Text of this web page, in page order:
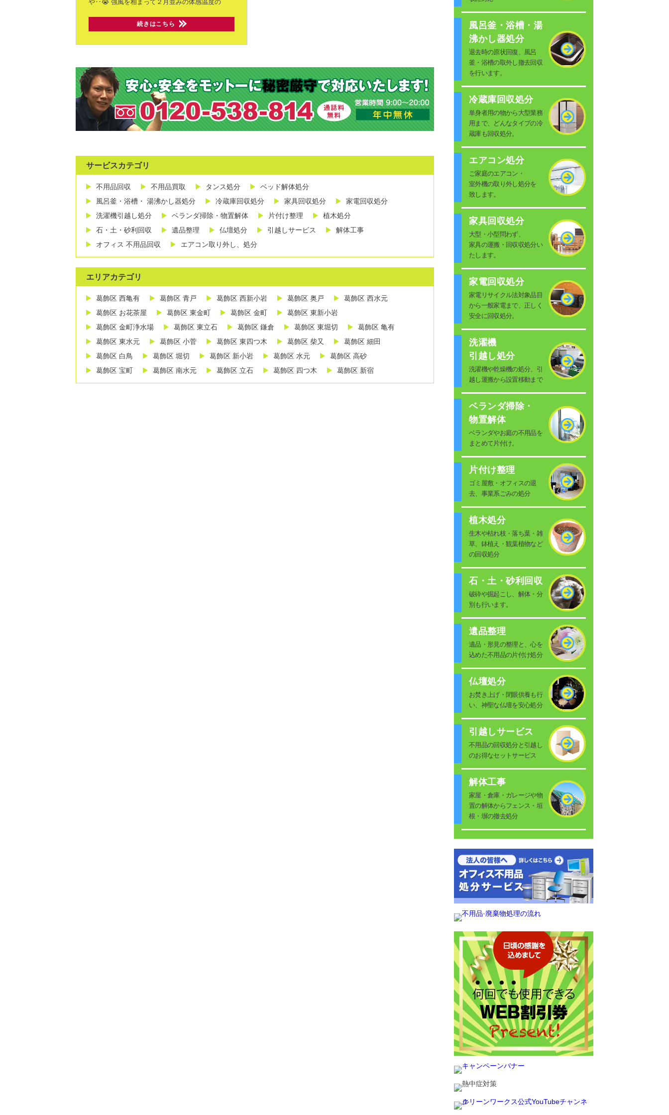
や‥😭 強風を相まって２月並みの体感温度の
続きはこちら
サービスカテゴリ
不用品回収 不用品買取 タンス処分
ベッド解体処分
風呂釜・浴槽・ 湯沸かし器処分
冷蔵庫回収処分 家具回収処分
家電回収処分
洗濯機引越し処分
ベランダ掃除・物置解体 片付け整理
植木処分
石・土・砂利回収
遺品整理 仏壇処分 引越しサービス
解体工事
オフィス 不用品回収
エアコン取り外し、処分
エリアカテゴリ
葛飾区 西亀有 葛飾区 青戸 葛飾区 西新小岩 葛飾区 奥戸
葛飾区 西水元
葛飾区 お花茶屋
葛飾区 東金町 葛飾区 金町
葛飾区 東新小岩
葛飾区 金町浄水場
葛飾区 東立石 葛飾区 鎌倉 葛飾区 東堀切
葛飾区 亀有
葛飾区 東水元
葛飾区 小菅 葛飾区 東四つ木 葛飾区 柴又
葛飾区 細田
葛飾区 白鳥
葛飾区 堀切 葛飾区 新小岩 葛飾区 水元
葛飾区 高砂
葛飾区 宝町
葛飾区 南水元 葛飾区 立石 葛飾区 四つ木 葛飾区 新宿
風呂釜・浴槽・湯
沸かし器処分
退去時の原状回復、風呂
釜・浴槽の取外し撤去回収
を行います。
冷蔵庫回収処分
単身者用の物から大型業務
用まで、どんなタイプの冷
蔵庫も回収処分。
エアコン処分
ご家庭のエアコン・
室外機の取り外し処分を
致します。
家具回収処分
大型・小型問わず、
家具の運搬・回収収処分い
たします。
家電回収処分
家電リサイクル法対象品目
から一般家電まで、正しく
安全に回収処分。
洗濯機
引越し処分
洗濯機や乾燥機の処分、引
越し運搬から設置移動まで
ベランダ掃除・
物置解体
ベランダやお庭の不用品を
まとめて片付け。
片付け整理
ゴミ屋敷・オフィスの退
去、事業系ごみの処分
植木処分
生木や枯れ枝・落ち葉・雑
草、鉢植え・観葉植物など
の回収処分
石・土・砂利回収
破砕や掘起こし、解体・分
別も行います。
遺品整理
遺品・形見の整理と、心を
込めた不用品の片付け処分
仏壇処分
お焚き上げ・閉眼供養も行
い、神聖な仏壇を安心処分
引越しサービス
不用品の回収処分と引越し
のお得なセットサービス
解体工事
家屋・倉庫・ガレージや物
置の解体からフェンス・垣
根・塀の撤去処分